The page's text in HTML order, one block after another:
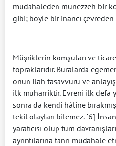
müdahaleden münezzeh bir
gibi; böyle bir inancı
Müşriklerin komşuları ve
topraklarıdır. Buralarda
onun ilah tasavvuru ve
ilk muharriktir. Evreni ilk defa
sonra da kendi hâline
tekil olayları bilemez. [6]
yaratıcısı olup tüm
ayrıntılarına tanrı müdahale